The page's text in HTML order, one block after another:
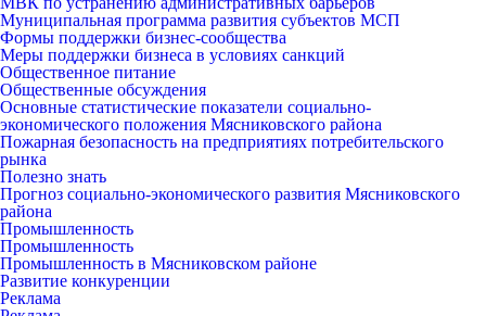
Муниципальная программа развития субъектов МСП
Формы поддержки бизнес-сообщества
Меры поддержки бизнеса в условиях санкций
Общественное питание
Общественные обсуждения
Основные статистические показатели социально-
экономического положения Мясниковского района
Пожарная безопасность на предприятиях потребительского
рынка
Полезно знать
Прогноз социально-экономического развития Мясниковского
района
Промышленность
Промышленность
Промышленность в Мясниковском районе
Развитие конкуренции
Реклама